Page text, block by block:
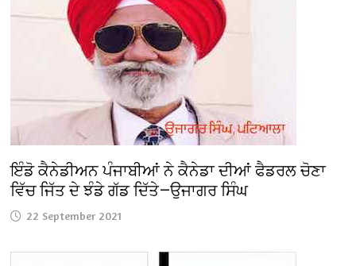
ਇੰਡੋ ਕੈਨੇਡੀਅਨ ਪੰਜਾਬੀਆਂ ਨੇ ਕੈਨੇਡਾ ਦੀਆਂ ਫੈਡਰਲ ਚੋਣਾ
ਵਿੱਚ ਜਿੱਤ ਦੇ ਝੰਡੇ ਗੱਡ ਦਿੱਤੇ—ਉਜਾਗਰ ਸਿੰਘ
22 September 2021